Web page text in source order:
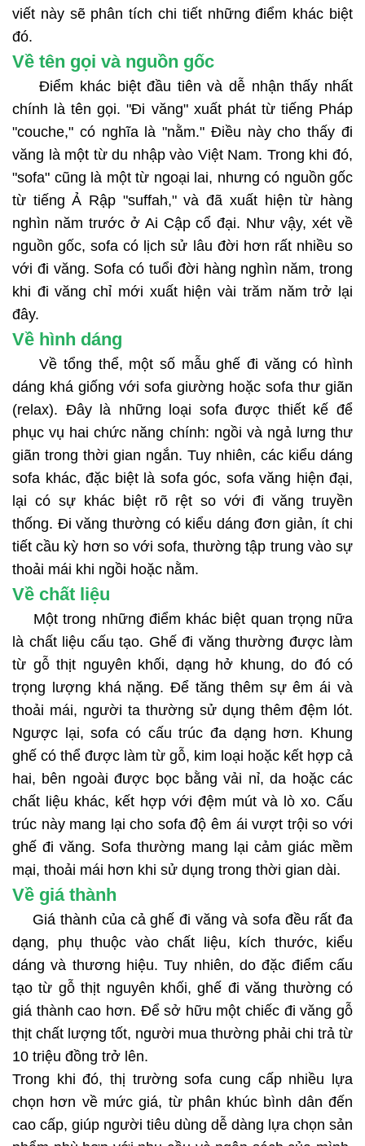
viết này sẽ phân tích chi tiết những điểm khác biệt
đó.
Về tên gọi và nguồn gốc
Điểm khác biệt đầu tiên và dễ nhận thấy nhất
chính là tên gọi. "Đi văng" xuất phát từ tiếng Pháp
"couche," có nghĩa là "nằm." Điều này cho thấy đi
văng là một từ du nhập vào Việt Nam. Trong khi đó,
"sofa" cũng là một từ ngoại lai, nhưng có nguồn gốc
từ tiếng Ả Rập "suffah," và đã xuất hiện từ hàng
nghìn năm trước ở Ai Cập cổ đại. Như vậy, xét về
nguồn gốc, sofa có lịch sử lâu đời hơn rất nhiều so
với đi văng. Sofa có tuổi đời hàng nghìn năm, trong
khi đi văng chỉ mới xuất hiện vài trăm năm trở lại
đây.
Về hình dáng
Về tổng thể, một số mẫu ghế đi văng có hình
dáng khá giống với sofa giường hoặc sofa thư giãn
(relax). Đây là những loại sofa được thiết kế để
phục vụ hai chức năng chính: ngồi và ngả lưng thư
giãn trong thời gian ngắn. Tuy nhiên, các kiểu dáng
sofa khác, đặc biệt là sofa góc, sofa văng hiện đại,
lại có sự khác biệt rõ rệt so với đi văng truyền
thống. Đi văng thường có kiểu dáng đơn giản, ít chi
tiết cầu kỳ hơn so với sofa, thường tập trung vào sự
thoải mái khi ngồi hoặc nằm.
Về chất liệu
Một trong những điểm khác biệt quan trọng nữa
là chất liệu cấu tạo. Ghế đi văng thường được làm
từ gỗ thịt nguyên khối, dạng hở khung, do đó có
trọng lượng khá nặng. Để tăng thêm sự êm ái và
thoải mái, người ta thường sử dụng thêm đệm lót.
Ngược lại, sofa có cấu trúc đa dạng hơn. Khung
ghế có thể được làm từ gỗ, kim loại hoặc kết hợp cả
hai, bên ngoài được bọc bằng vải nỉ, da hoặc các
chất liệu khác, kết hợp với đệm mút và lò xo. Cấu
trúc này mang lại cho sofa độ êm ái vượt trội so với
ghế đi văng. Sofa thường mang lại cảm giác mềm
mại, thoải mái hơn khi sử dụng trong thời gian dài.
Về giá thành
Giá thành của cả ghế đi văng và sofa đều rất đa
dạng, phụ thuộc vào chất liệu, kích thước, kiểu
dáng và thương hiệu. Tuy nhiên, do đặc điểm cấu
tạo từ gỗ thịt nguyên khối, ghế đi văng thường có
giá thành cao hơn. Để sở hữu một chiếc đi văng gỗ
thịt chất lượng tốt, người mua thường phải chi trả từ
10 triệu đồng trở lên.
Trong khi đó, thị trường sofa cung cấp nhiều lựa
chọn hơn về mức giá, từ phân khúc bình dân đến
cao cấp, giúp người tiêu dùng dễ dàng lựa chọn sản